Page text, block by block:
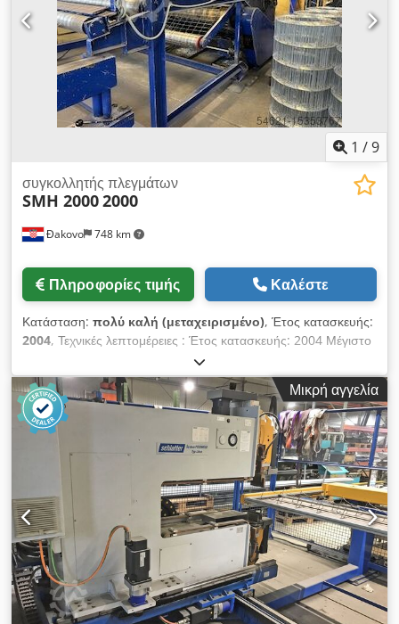
SMEI - Ακονιστήρι σύρματος SMEI
1 /9
Đakovo 748 km
συγκολλητής πλεγμάτων
SMH 20002000
Πληροφορίες τιμής Καλέστε
Κατάσταση: πολύ καλή (μεταχειρισμένο), Έτος κατασκευής:
2004, Τεχνικές λεπτομέρειες : Έτος κατασκευής: 2004 Μέγιστο
πλάτος πλέγματος: 2200 mm Πυκνότητα πλέγματος: 20
κεφαλές συγκόλλησης σε αυθαίρετη κατανομή (είναι επίσης
δυνατή η τοποθέτηση 40 κεφαλών) Αύξηση: 20mm - έως
200mm Πάχος σύρματος: 1,6mm-3,0mm (μέγιστο 550Nnmm)
Dcedpjryv Sijfx Alfjk Απαιτούμενη ενέργεια: 8 kW Βάρος:
περίπου 10 τόνοι Κινητήρας: ψηφιακός σερβομηχανισμός,
έλεγχος (PLC).. Σταδιακή ρύθμιση. Αξεσουάρ: εγχειρίδιο
Μικρή αγγελία